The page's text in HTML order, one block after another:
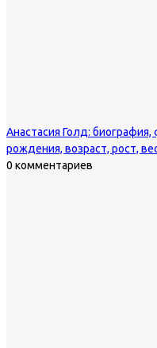
Анастасия Голд:
рождения, возраст, рост,
0 комментариев